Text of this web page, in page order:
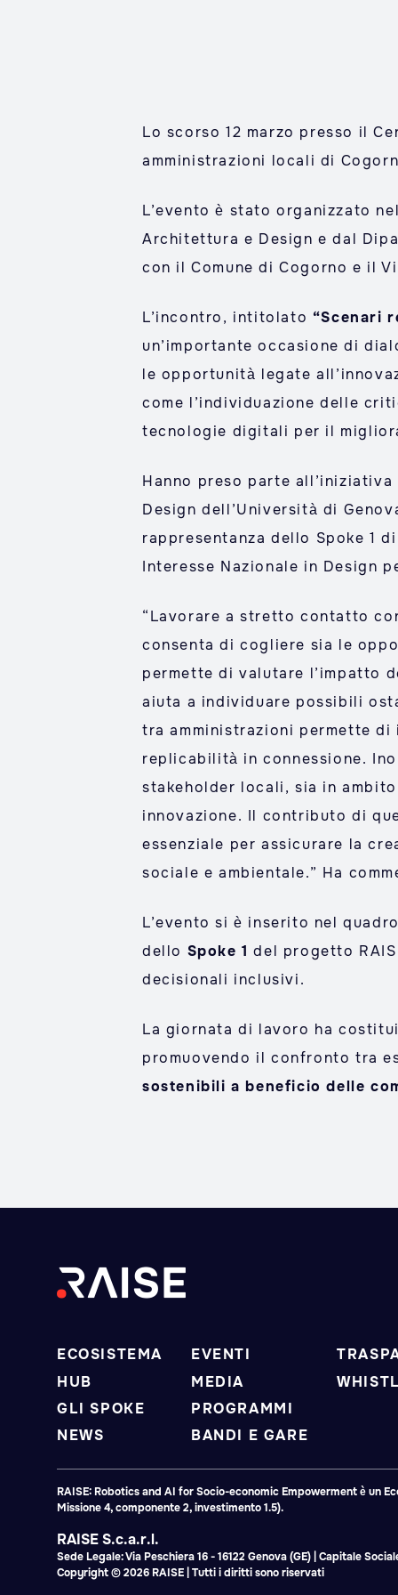
Lo scorso 12 marzo presso il
amministrazioni locali di
L’evento è stato organizzato
Architettura e Design e dal
con il Comune di Cogorno e il
L’incontro, intitolato “Scenari
un’importante occasione di
le opportunità legate
come l’individuazione delle
tecnologie digitali per il
Hanno preso parte all’iniziativa
Design dell’Università di
rappresentanza dello Spoke 1
Interesse Nazionale in Design
“Lavorare a stretto contatto
consenta di cogliere sia le
permette di valutare l’impatto
aiuta a individuare possibili
tra amministrazioni permette
replicabilità in connessione.
stakeholder locali, sia in
innovazione. Il contributo di
essenziale per assicurare la
sociale e ambientale.” Ha
L’evento si è inserito nel
dello Spoke 1 del progetto
decisionali inclusivi.
La giornata di lavoro ha
promuovendo il confronto tra
sostenibili a beneficio delle
ECOSISTEMA
HUB
GLI SPOKE
NEWS
EVENTI
MEDIA
PROGRAMMI
BANDI E GARE
RAISE: Robotics and AI for Socio-economic Empowerment è un
Missione 4, componente 2, investimento 1.5).
RAISE S.c.a.r.l.
Sede Legale: Via Peschiera 16 - 16122 Genova (GE) | Capitale
Copyright © 2026 RAISE | Tutti i diritti sono riservati